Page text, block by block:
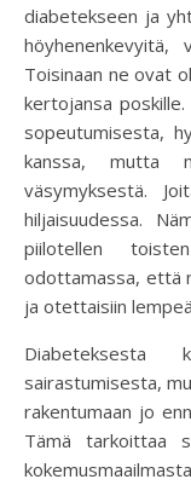
diabetekseen ja
höyhenenkevyitä,
Toisinaan ne ovat
kertojansa
sopeutumisesta,
kanssa, mutta
väsymyksestä.
hiljaisuudessa.
piilotellen
odottamassa, että
ja otettaisiin
sairastumisesta,
rakentumaan jo
Tämä tarkoittaa